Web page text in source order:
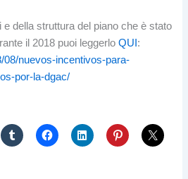
e della struttura del piano che è stato
il 2018 puoi leggerloQUI :
08/nuevos-incentivos-para-
por-la-dgac/